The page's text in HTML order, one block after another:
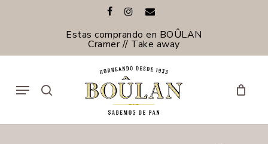
facebookinstagram
email
Estas comprando en BOÛLAN
Cramer // Take away
Menu